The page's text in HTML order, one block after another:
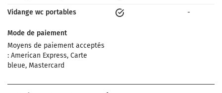
Vidange wc portables
-
Mode de paiement
Moyens de paiement acceptés
: American Express, Carte
bleue, Mastercard